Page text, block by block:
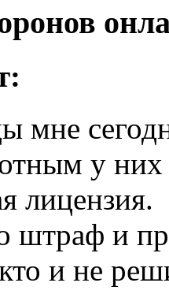
мне
у них
лицензия.
штраф и
и не